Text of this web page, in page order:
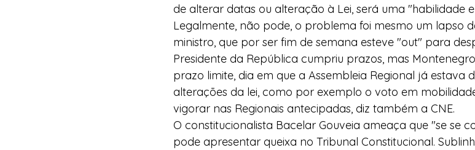
de alterar datas ou alteração à Lei, será uma "habilidade
Legalmente, não pode, o problema foi mesmo um lapso
ministro, que por ser fim de semana esteve "out" para
Presidente da República cumpriu prazos, mas
prazo limite, dia em que a Assembleia Regional já estava
alterações da lei, como por exemplo o voto em
vigorar nas Regionais antecipadas, diz também a CNE.
O constitucionalista Bacelar Gouveia ameaça que "se se
pode apresentar queixa no Tribunal Constitucional.